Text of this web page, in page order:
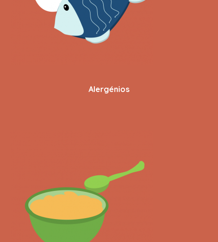
Alergénios